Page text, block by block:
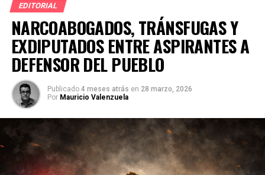
EDITORIAL
NARCOABOGADOS, TRÁNSFUGAS Y
EXDIPUTADOS ENTRE ASPIRANTES A
DEFENSOR DEL PUEBLO
Publicado 4 meses atrás en 28 marzo, 2026
Por Mauricio Valenzuela